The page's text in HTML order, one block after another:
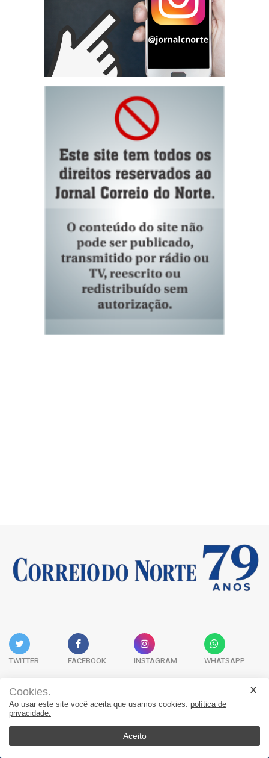
TWITTER FACEBOOK INSTAGRAM WHATSAPP
Acervo Digital Fale Conosco Quem Somos
Cookies.
Ao usar este site você aceita que usamos cookies. política de
privacidade.
Aceito